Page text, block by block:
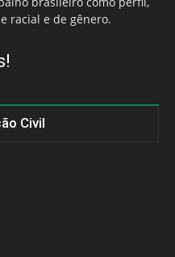
racial e de gênero.
Civil